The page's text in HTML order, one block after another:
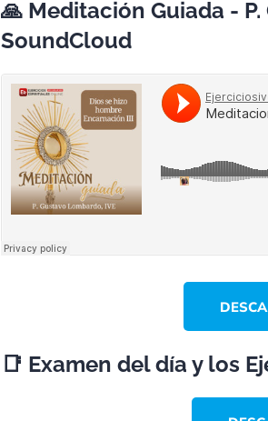
🙏 Meditación Guiada -
SoundCloud
📑 Examen del día y los